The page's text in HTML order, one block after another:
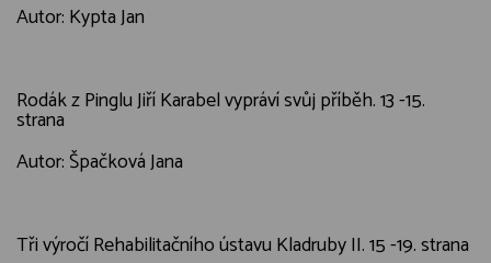
Autor: Kypta Jan
Rodák z Pinglu Jiří Karabel vypráví svůj příběh. 13 -15.
strana
Autor: Špačková Jana
Tři výročí Rehabilitačního ústavu Kladruby II. 15 -19. strana